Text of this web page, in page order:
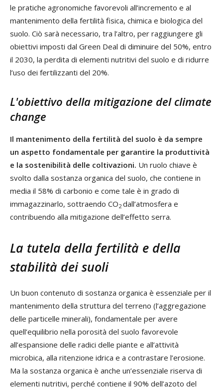
le pratiche agronomiche favorevoli all’incremento e al
mantenimento della fertilità fisica, chimica e biologica del
suolo. Ciò sarà necessario, tra l’altro, per raggiungere gli
obiettivi imposti dal Green Deal di diminuire del 50%, entro
il 2030, la perdita di elementi nutritivi del suolo e di ridurre
l’uso dei fertilizzanti del 20%.
L'obiettivo della mitigazione del climate
change
Il mantenimento della fertilità del suolo è da sempre
un aspetto fondamentale per garantire la produttività
e la sostenibilità delle coltivazioni. Un ruolo chiave è
svolto dalla sostanza organica del suolo, che contiene in
media il 58% di carbonio e come tale è in grado di
immagazzinarlo, sottraendo CO2 dall’atmosfera e
contribuendo alla mitigazione dell’effetto serra.
La tutela della fertilità e della
stabilità dei suoli
Un buon contenuto di sostanza organica è essenziale per il
mantenimento della struttura del terreno (l’aggregazione
delle particelle minerali), fondamentale per avere
quell’equilibrio nella porosità del suolo favorevole
all’espansione delle radici delle piante e all’attività
microbica, alla ritenzione idrica e a contrastare l’erosione.
Ma la sostanza organica è anche un’essenziale riserva di
elementi nutritivi, perché contiene il 90% dell’azoto del